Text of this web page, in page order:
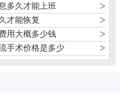
多久才能上班 >
才能恢复 >
用大概多少钱 >
手术价格是多少 >